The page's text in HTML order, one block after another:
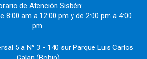
de Atención Sisbén:
8:00 am a 12:00 pm y de 2:00 pm a 4:00
pm.
5 a N° 3 - 140 sur Parque Luis Carlos